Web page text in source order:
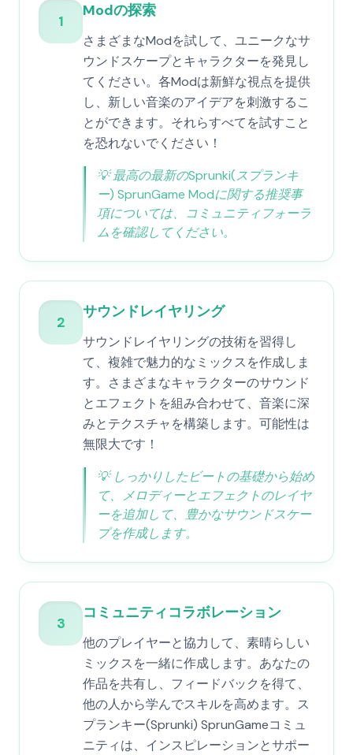
1
Modの探索
さまざまなModを試して、ユニークなサ
ウンドスケープとキャラクターを発見し
てください。各Modは新鮮な視点を提供
し、新しい音楽のアイデアを刺激するこ
とができます。それらすべてを試すこと
を恐れないでください！
💡最高の最新のSprunki(スプランキ
ー) SprunGame Modに関する推奨事
項については、コミュニティフォーラ
ムを確認してください。
2
サウンドレイヤリング
サウンドレイヤリングの技術を習得し
て、複雑で魅力的なミックスを作成しま
す。さまざまなキャラクターのサウンド
とエフェクトを組み合わせて、音楽に深
みとテクスチャを構築します。可能性は
無限大です！
💡 しっかりしたビートの基礎から始め
て、メロディーとエフェクトのレイヤ
ーを追加して、豊かなサウンドスケー
プを作成します。
3
コミュニティコラボレーション
他のプレイヤーと協力して、素晴らしい
ミックスを一緒に作成します。あなたの
作品を共有し、フィードバックを得て、
他の人から学んでスキルを高めます。ス
プランキー(Sprunki) SprunGameコミュ
ニティは、インスピレーションとサポー